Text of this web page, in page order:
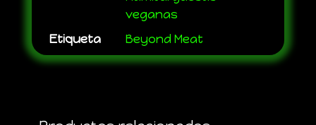
veganas
Etiqueta
Beyond Meat